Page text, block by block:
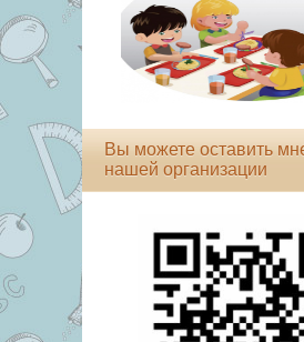
Вы можете оставить
нашей организации